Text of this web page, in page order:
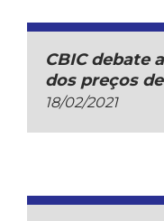
CBIC debate
dos preços
18/02/2021